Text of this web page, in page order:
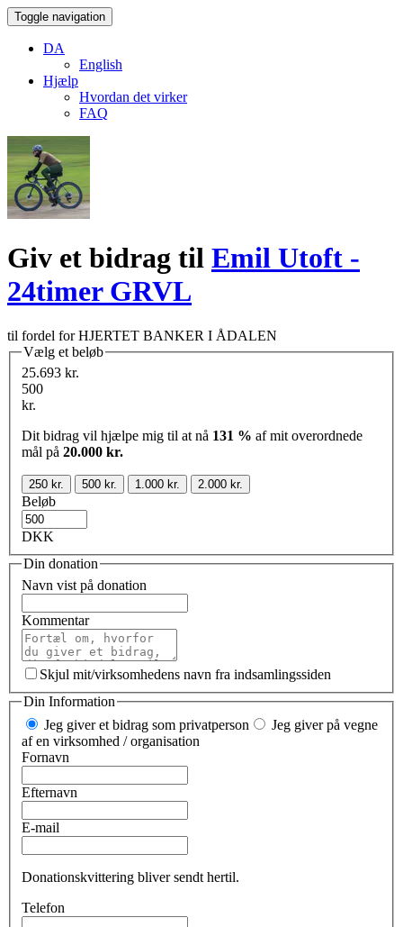
Toggle navigation
DA
English
Hjælp
Hvordan det virker
FAQ
Giv et bidrag til Emil Utoft -
24timer GRVL
til fordel for HJERTET BANKER I ÅDALEN
Vælg et beløb
25.693 kr.
500
kr.
Dit bidrag vil hjælpe mig til at nå 131 % af mit overordnede
mål på 20.000 kr.
250 kr. 500 kr. 1.000 kr. 2.000 kr.
Beløb
DKK
Din donation
Navn vist på donation
Kommentar
Skjul mit/virksomhedens navn fra indsamlingssiden
Din Information
Jeg giver et bidrag som privatperson
Jeg giver på vegne
af en virksomhed / organisation
Fornavn
Efternavn
E-mail
Donationskvittering bliver sendt hertil.
Telefon